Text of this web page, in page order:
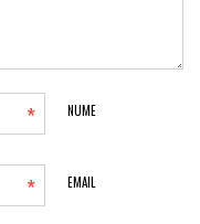
NUME
*
EMAIL
*